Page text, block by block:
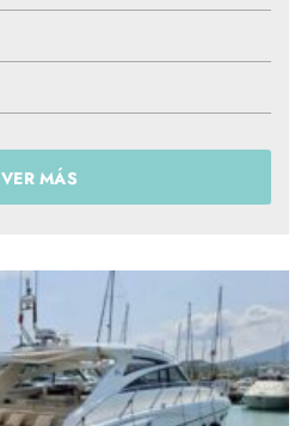
VER MÁS